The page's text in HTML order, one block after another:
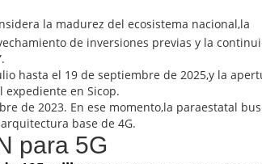
la madurez del ecosistema nacional,la
de inversiones previas y la
hasta el 19 de septiembre de 2025,y la
expediente en Sicop.
de 2023. En ese momento,la paraestatal
base de 4G.
para 5G